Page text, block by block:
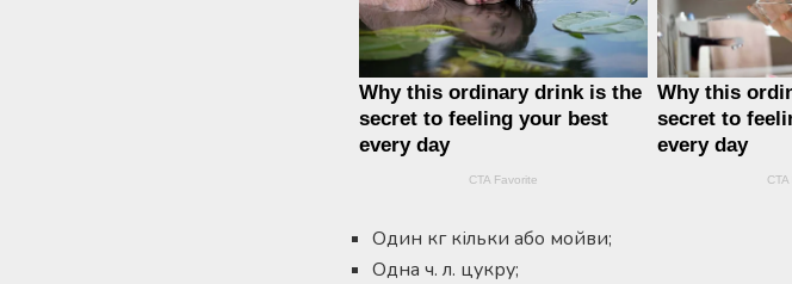
Один кг кільки або мойви;
Одна ч. л. цукру;